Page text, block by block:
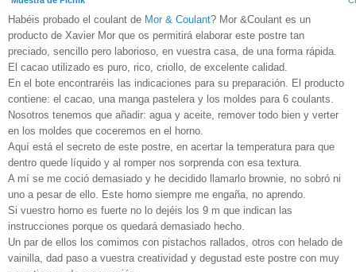
Habéis probado el coulant de Mor & Coulant? Mor &Coulant es un
producto de Xavier Mor que os permitirá elaborar este postre tan
preciado, sencillo pero laborioso, en vuestra casa, de una forma rápida.
El cacao utilizado es puro, rico, criollo, de excelente calidad.
En el bote encontraréis las indicaciones para su preparación. El producto
contiene: el cacao, una manga pastelera y los moldes para 6 coulants.
Nosotros tenemos que añadir: agua y aceite, remover todo bien y verter
en los moldes que coceremos en el horno.
Aquí está el secreto de este postre, en acertar la temperatura para que
dentro quede líquido y al romper nos sorprenda con esa textura.
A mí se me coció demasiado y he decidido llamarlo brownie, no sobró ni
uno a pesar de ello. Este horno siempre me engaña, no aprendo.
Si vuestro horno es fuerte no lo dejéis los 9 m que indican las
instrucciones porque os quedará demasiado hecho.
Un par de ellos los comimos con pistachos rallados, otros con helado de
vainilla, dad paso a vuestra creatividad y degustad este postre con muy